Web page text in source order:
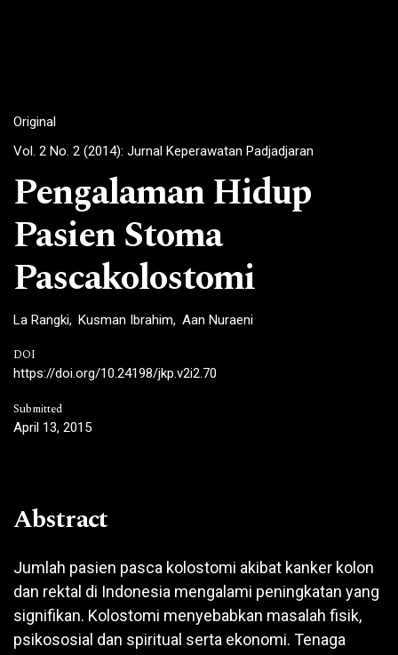
Original
Vol. 2 No. 2 (2014): Jurnal Keperawatan Padjadjaran
Pengalaman Hidup
Pasien Stoma
Pascakolostomi
La Rangki Kusman Ibrahim Aan Nuraeni
DOI
https://doi.org/10.24198/jkp.v2i2.70
Submitted
April 13, 2015
Abstract
Jumlah pasien pasca kolostomi akibat kanker kolon
dan rektal di Indonesia mengalami peningkatan yang
signifikan. Kolostomi menyebabkan masalah fisik,
psikososial dan spiritual serta ekonomi. Tenaga